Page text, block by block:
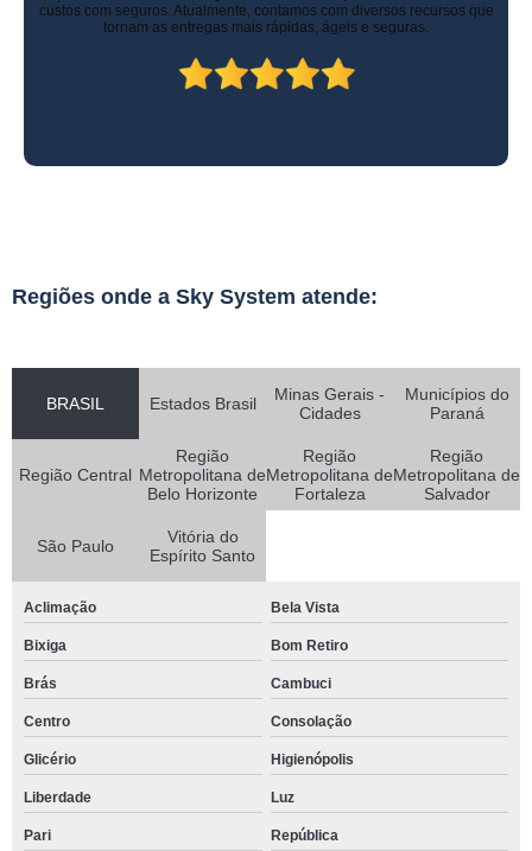
custos com seguros. Atualmente, contamos com diversos recursos que
tornam as entregas mais rápidas, ágeis e seguras.
Regiões onde a Sky System atende:
BRASIL Estados Brasil
Minas Gerais -
Cidades
Municípios do
Paraná
Região Central
Região
Metropolitana de
Belo Horizonte
Região
Metropolitana de
Fortaleza
Região
Metropolitana de
Salvador
São Paulo
Vitória do
Espírito Santo
Aclimação Bela Vista
Bixiga Bom Retiro
Brás Cambuci
Centro Consolação
Glicério Higienópolis
Liberdade Luz
Pari República